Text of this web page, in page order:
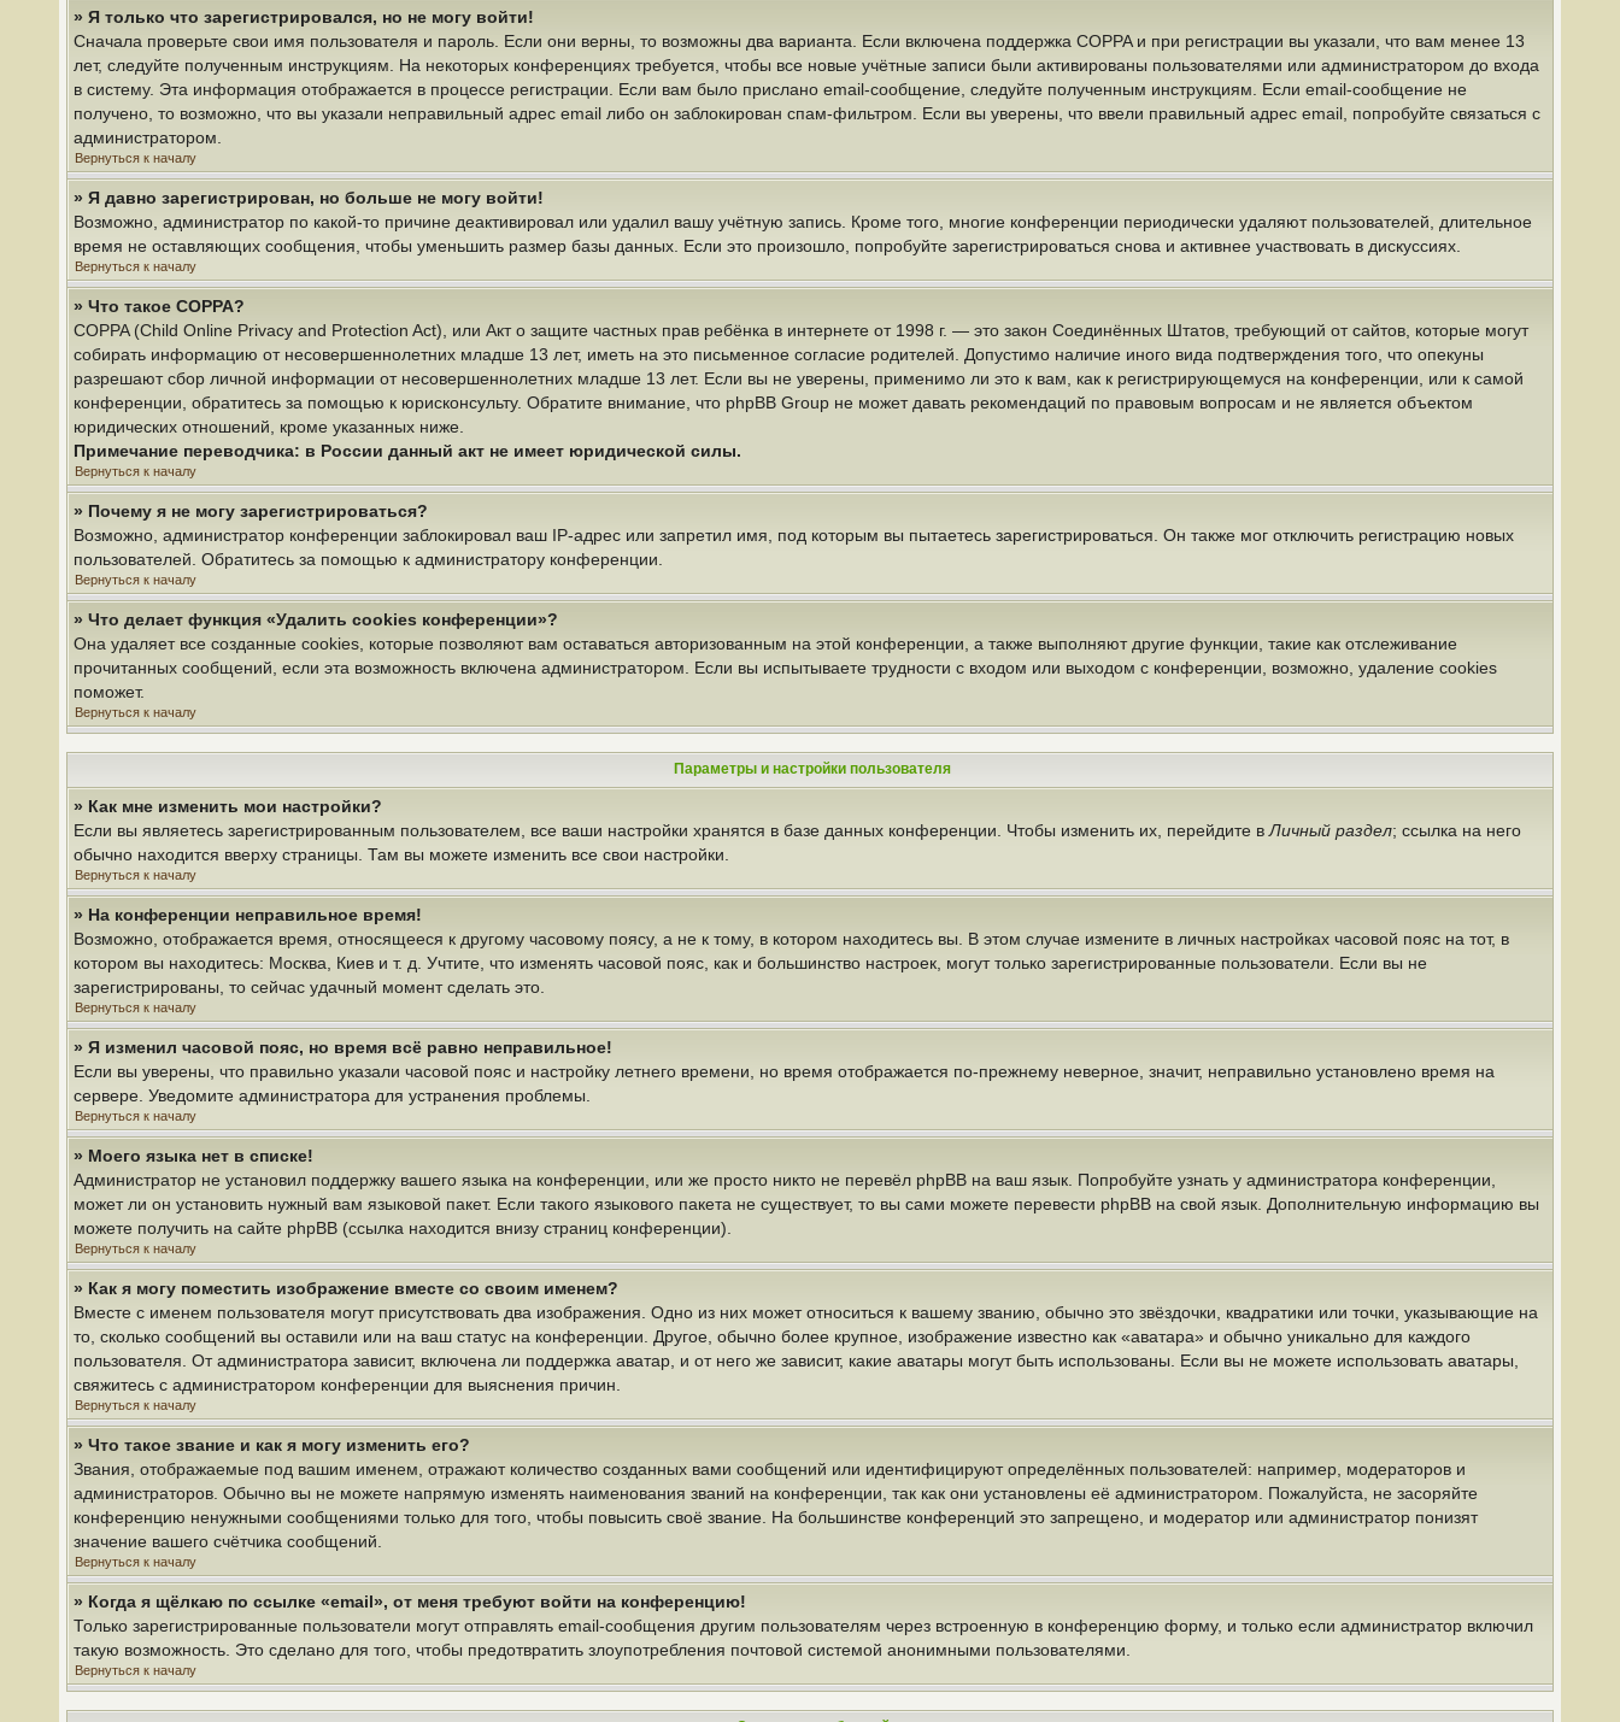
» Я только что зарегистрировался, но не могу войти!
Сначала проверьте свои имя пользователя и пароль. Если они верны, то возможны два варианта. Если включена поддержка COPPA и при регистрации вы указали, что вам менее 13
лет, следуйте полученным инструкциям. На некоторых конференциях требуется, чтобы все новые учётные записи были активированы пользователями или администратором до входа
в систему. Эта информация отображается в процессе регистрации. Если вам было прислано email-сообщение, следуйте полученным инструкциям. Если email-сообщение не
получено, то возможно, что вы указали неправильный адрес email либо он заблокирован спам-фильтром. Если вы уверены, что ввели правильный адрес email, попробуйте связаться с
администратором.
Вернуться к началу
» Я давно зарегистрирован, но больше не могу войти!
Возможно, администратор по какой-то причине деактивировал или удалил вашу учётную запись. Кроме того, многие конференции периодически удаляют пользователей, длительное
время не оставляющих сообщения, чтобы уменьшить размер базы данных. Если это произошло, попробуйте зарегистрироваться снова и активнее участвовать в дискуссиях.
Вернуться к началу
» Что такое COPPA?
COPPA (Child Online Privacy and Protection Act), или Акт о защите частных прав ребёнка в интернете от 1998 г. — это закон Соединённых Штатов, требующий от сайтов, которые могут
собирать информацию от несовершеннолетних младше 13 лет, иметь на это письменное согласие родителей. Допустимо наличие иного вида подтверждения того, что опекуны
разрешают сбор личной информации от несовершеннолетних младше 13 лет. Если вы не уверены, применимо ли это к вам, как к регистрирующемуся на конференции, или к самой
конференции, обратитесь за помощью к юрисконсульту. Обратите внимание, что phpBB Group не может давать рекомендаций по правовым вопросам и не является объектом
юридических отношений, кроме указанных ниже.
Примечание переводчика: в России данный акт не имеет юридической силы.
Вернуться к началу
» Почему я не могу зарегистрироваться?
Возможно, администратор конференции заблокировал ваш IP-адрес или запретил имя, под которым вы пытаетесь зарегистрироваться. Он также мог отключить регистрацию новых
пользователей. Обратитесь за помощью к администратору конференции.
Вернуться к началу
» Что делает функция «Удалить cookies конференции»?
Она удаляет все созданные cookies, которые позволяют вам оставаться авторизованным на этой конференции, а также выполняют другие функции, такие как отслеживание
прочитанных сообщений, если эта возможность включена администратором. Если вы испытываете трудности с входом или выходом с конференции, возможно, удаление cookies
поможет.
Вернуться к началу
Параметры и настройки пользователя
» Как мне изменить мои настройки?
Если вы являетесь зарегистрированным пользователем, все ваши настройки хранятся в базе данных конференции. Чтобы изменить их, перейдите в Личный раздел; ссылка на него
обычно находится вверху страницы. Там вы можете изменить все свои настройки.
Вернуться к началу
» На конференции неправильное время!
Возможно, отображается время, относящееся к другому часовому поясу, а не к тому, в котором находитесь вы. В этом случае измените в личных настройках часовой пояс на тот, в
котором вы находитесь: Москва, Киев и т. д. Учтите, что изменять часовой пояс, как и большинство настроек, могут только зарегистрированные пользователи. Если вы не
зарегистрированы, то сейчас удачный момент сделать это.
Вернуться к началу
» Я изменил часовой пояс, но время всё равно неправильное!
Если вы уверены, что правильно указали часовой пояс и настройку летнего времени, но время отображается по-прежнему неверное, значит, неправильно установлено время на
сервере. Уведомите администратора для устранения проблемы.
Вернуться к началу
» Моего языка нет в списке!
Администратор не установил поддержку вашего языка на конференции, или же просто никто не перевёл phpBB на ваш язык. Попробуйте узнать у администратора конференции,
может ли он установить нужный вам языковой пакет. Если такого языкового пакета не существует, то вы сами можете перевести phpBB на свой язык. Дополнительную информацию вы
можете получить на сайте phpBB (ссылка находится внизу страниц конференции).
Вернуться к началу
» Как я могу поместить изображение вместе со своим именем?
Вместе с именем пользователя могут присутствовать два изображения. Одно из них может относиться к вашему званию, обычно это звёздочки, квадратики или точки, указывающие на
то, сколько сообщений вы оставили или на ваш статус на конференции. Другое, обычно более крупное, изображение известно как «аватара» и обычно уникально для каждого
пользователя. От администратора зависит, включена ли поддержка аватар, и от него же зависит, какие аватары могут быть использованы. Если вы не можете использовать аватары,
свяжитесь с администратором конференции для выяснения причин.
Вернуться к началу
» Что такое звание и как я могу изменить его?
Звания, отображаемые под вашим именем, отражают количество созданных вами сообщений или идентифицируют определённых пользователей: например, модераторов и
администраторов. Обычно вы не можете напрямую изменять наименования званий на конференции, так как они установлены её администратором. Пожалуйста, не засоряйте
конференцию ненужными сообщениями только для того, чтобы повысить своё звание. На большинстве конференций это запрещено, и модератор или администратор понизят
значение вашего счётчика сообщений.
Вернуться к началу
» Когда я щёлкаю по ссылке «email», от меня требуют войти на конференцию!
Только зарегистрированные пользователи могут отправлять email-сообщения другим пользователям через встроенную в конференцию форму, и только если администратор включил
такую возможность. Это сделано для того, чтобы предотвратить злоупотребления почтовой системой анонимными пользователями.
Вернуться к началу